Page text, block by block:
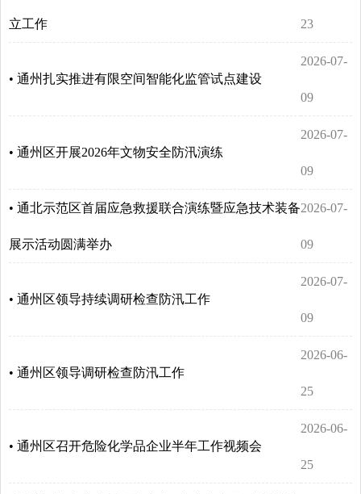
立工作 23
• 通州扎实推进有限空间智能化监管试点建设
2026-07-
09
• 通州区开展2026年文物安全防汛演练
2026-07-
09
• 通北示范区首届应急救援联合演练暨应急技术装备
展示活动圆满举办
2026-07-
09
• 通州区领导持续调研检查防汛工作
2026-07-
09
• 通州区领导调研检查防汛工作
2026-06-
25
• 通州区召开危险化学品企业半年工作视频会
2026-06-
25